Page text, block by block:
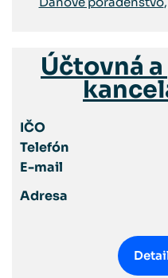
Účtovná
IČO
Telefón
E-mail
Adresa